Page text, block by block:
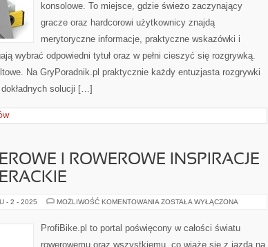
konsolowe. To miejsce, gdzie świeżo zaczynający
gracze oraz hardcorowi użytkownicy znajdą
merytoryczne informacje, praktyczne wskazówki i
wybrać odpowiedni tytuł oraz w pełni cieszyć się rozgrywką.
Na GryPoradnik.pl praktycznie każdy entuzjasta rozgrywki
solucji […]
I ROWEROWE INSPIRACJE
- 2 - 2025 MOŻLIWOŚĆ KOMENTOWANIA PORADY
ROWEROWE
INSPIRACJE
ZOSTAŁA WYŁĄCZONA
ProfiBike.pl to portal poświęcony w całości światu
rowerowemu oraz wszystkiemu, co wiąże się z jazdą na